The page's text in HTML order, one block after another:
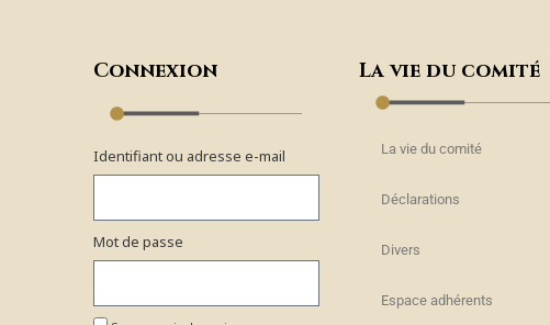
Connexion
Identifiant ou adresse e-mail
Mot de passe
La vie du comité
La vie du comité
Déclarations
Divers
Espace adhérents